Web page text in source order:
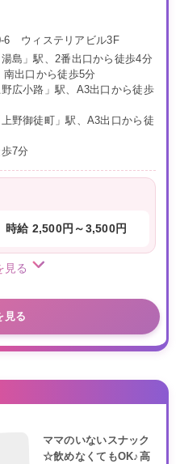
6 ウィステリアビル3F
島」駅、2番出口から徒歩4分
出口から徒歩5分
広小路」駅、A3出口から徒歩
野御徒町」駅、A3出口から徒
7分
時給 2,500円～3,500円
見る
見る
ママのいないスナック
☆飲めなくてもOK♪高